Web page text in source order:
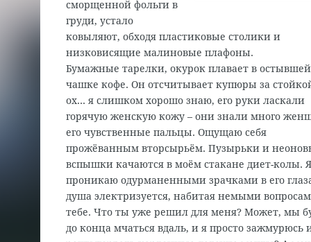
сморщенной фольги в
груди, устало
ковыляют, обходя пластиковые столики и
низковисящие малиновые плафоны.
Бумажные тарелки, окурок плавает в остывшей
чашке кофе. Он отсчитывает купюры за
ох… я слишком хорошо знаю, его руки ласкали
горячую женскую кожу – они знали много
его чувственные пальцы. Ощущаю себя
прожёванным вторсырьём. Пузырьки и
вспышки качаются в моём стакане диет-колы.
проникаю одурманенными зрачками в его
душа электризуется, набитая немыми
тебе. Что ты уже решил для меня? Может, мы
до конца мчаться вдаль, и я просто зажмурюсь